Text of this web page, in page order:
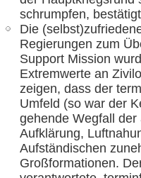
schrumpfen,
Die
Regierungen zum
Support Mission
Extremwerte an
zeigen, dass der
Umfeld (so war der
gehende Wegfall
Aufklärung,
Aufständischen
Großformationen.